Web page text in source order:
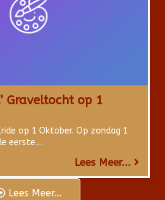
Graveltocht op 1
op 1 Oktober. Op zondag 1
eerste…
Lees Meer...
Lees Meer...